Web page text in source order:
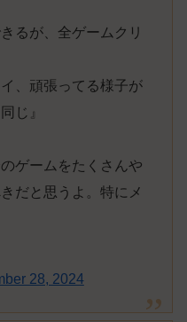
るが、全ゲームクリ
、頑張ってる様子が
じ』
ゲームをたくさんや
だと思うよ。特にメ
28, 2024